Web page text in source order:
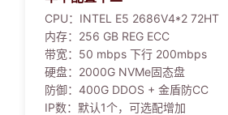
CPU： INTEL E5 2686V4*2 72HT
内存： 256 GB REG ECC
带宽： 50 mbps 下行 200mbps
硬盘： 2000G NVMe固态盘
防御： 400G DDOS + 金盾防CC
IP数： 默认1个，可选配增加